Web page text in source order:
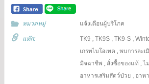
หมวดหมู่ แจ้งเตือนผู้บริโภค
แท๊ก: TK9 ,TK9S ,TK9-S ,
เกรทไบโอเทค ,พบการละเ
มิจฉาชีพ , สั่งซื้อของแท้ ,ไ
อาหารเสริมสัตว์ป่วย , อาห